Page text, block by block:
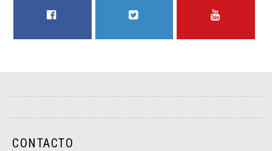
CONTACTO